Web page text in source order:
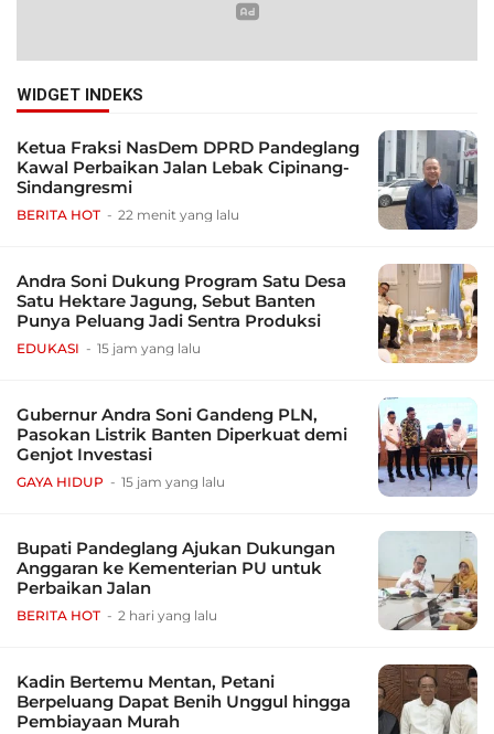
WIDGET INDEKS
Ketua Fraksi NasDem DPRD Pandeglang
Kawal Perbaikan Jalan Lebak Cipinang-
Sindangresmi
BERITA HOT 22 menit yang lalu
Andra Soni Dukung Program Satu Desa
Satu Hektare Jagung, Sebut Banten
Punya Peluang Jadi Sentra Produksi
EDUKASI 15 jam yang lalu
Gubernur Andra Soni Gandeng PLN,
Pasokan Listrik Banten Diperkuat demi
Genjot Investasi
GAYA HIDUP 15 jam yang lalu
Bupati Pandeglang Ajukan Dukungan
Anggaran ke Kementerian PU untuk
Perbaikan Jalan
BERITA HOT 2 hari yang lalu
Kadin Bertemu Mentan, Petani
Berpeluang Dapat Benih Unggul hingga
Pembiayaan Murah